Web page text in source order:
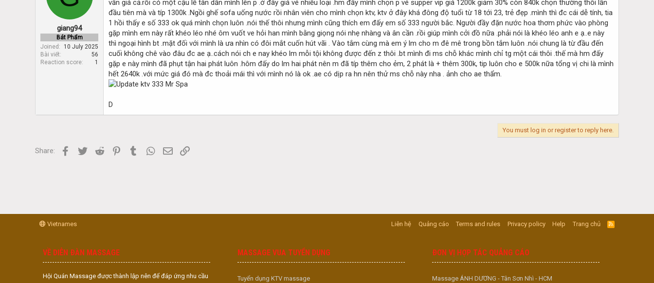
t
e
r
d
t
e
giang94
Bát Phẩm
Joined
10 July 2025
Bài viết
56
Reaction score
1
vấn giá cả.rồi có một cậu lễ tân dẫn mình lên p .ở đây giá vé nhiều loại .hm đấy mình chọn p vé supper vip giá 1200k giảm 30% còn 840k chọn thường thôi lần
đầu tiên mà và típ 1300k .Ngồi ghế sofa uống nước rồi nhân viên cho mình chọn ktv, ktv ở đây khá đông độ tuổi từ 18 tới 23, trẻ đẹp .mình thì đc cái dễ tính, tia
1 hồi thấy e số 333 ok quá mình chọn luôn .nói thế thôi nhưng mình cũng thích em đấy em số 333 người bắc. Người đầy đặn nước hoa thơm phức vào phòng
gặp mình em này rất khéo léo nhé ôm vuốt ve hỏi han mình bằng giọng nói nhẹ nhàng và ân cần .rồi giúp mình cởi đồ nữa .phải nói là khéo léo anh e ạ..e này
thì ngoại hình bt .mặt đối với mình là ưa nhìn có đôi mắt cuốn hút vãi . Vào tắm cùng mà em ý lm cho m đê mê trong bồn tắm luôn .nói chung là từ đầu đến
cuối không chê vào đâu đc ae ạ..cách nói ch e nay khéo lm mỗi tội không được đến z thôi .bt mình đi ms chỗ khác mình chỉ tg một cái thôi .thế mà hm đấy
gặp e này mình đã phụt tận hai phát luôn .hôm đấy do lm hai phát nên m đã típ thêm cho ẻm, 2 phát là + thêm 300k, tip luôn cho e 500k nữa tổng vị chi là mình
hết 2640k .với mức giá đó mà đc thoải mái thì với mình nó là ok .ae có dịp ra hn nên thử ms chỗ này nha . ảnh cho ae thẩm.
D
You must log in or register to reply here.
Share: Facebook
Twitter Reddit PinterestTumblr WhatsApp
Email
Vietnames Liên hệ Quảng cáo Terms and rules Privacy policy Help Trang chủ
R
S
VỀ DIỄN ĐÀN MASSAGE
Hội Quán Massage được thành lập nên để đáp ứng nhu cầu
MASSAGE VUA TUYỂN DỤNG
Tuyển dụng KTV massage
ĐƠN VỊ HỢP TÁC QUẢNG CÁO
Massage ÁNH DƯƠNG - Tân Sơn Nhì - HCM